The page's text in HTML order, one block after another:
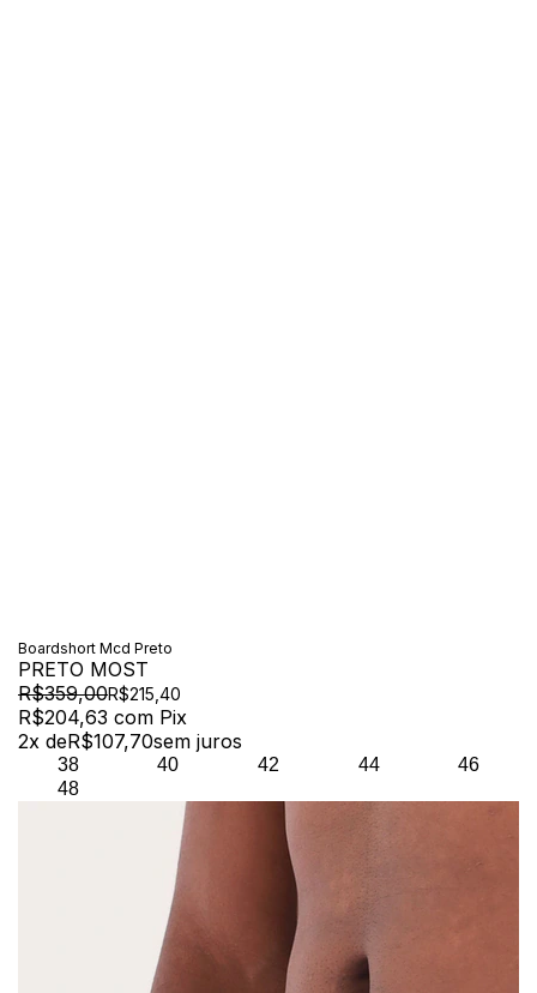
Boardshort Mcd Preto
PRETO MOST
R$359,00R$215,40
R$204,63 com Pix
2x deR$107,70sem juros
38 40 42 44
46
48